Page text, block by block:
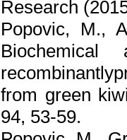
Research
Popovic, M.,
from green
94, 53-59.